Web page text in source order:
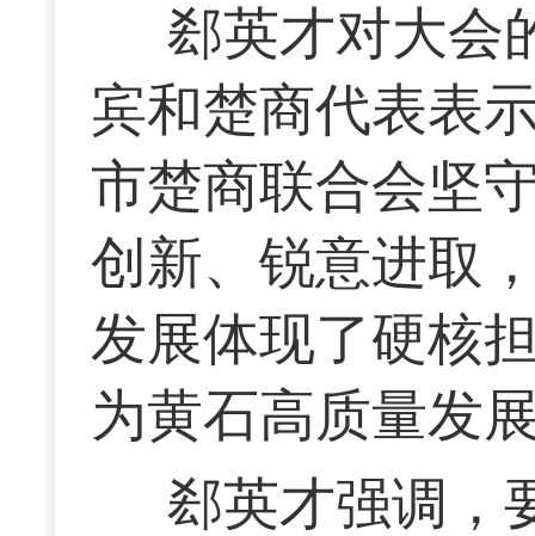
郄英才对大会
宾和楚商代表表
市楚商联合会坚
创新、锐意进取
发展体现了硬核
为黄石高质量发
郄英才强调，